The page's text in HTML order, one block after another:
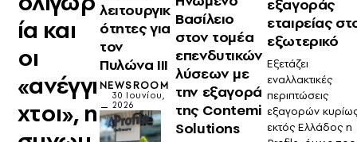
ία και
οι
«ανέγγι
χτοι», η
λειτουργικ
ότητες για
τον
Πυλώνα III
NEWSROOM
30 Ιουνίου,
2026
Βασίλειο
στον τομέα
επενδυτικών
λύσεων με
την εξαγορά
της Contemi
Solutions
εξαγοράς
εταιρείας
εξωτερικό
Εξετάζει
εναλλακτικές
περιπτώσεις
εξαγορών
εκτός Ελλάδος η